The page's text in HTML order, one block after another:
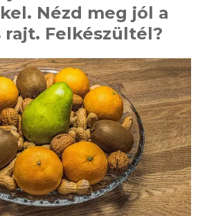
Nézd meg jól a
rajt. Felkészültél?